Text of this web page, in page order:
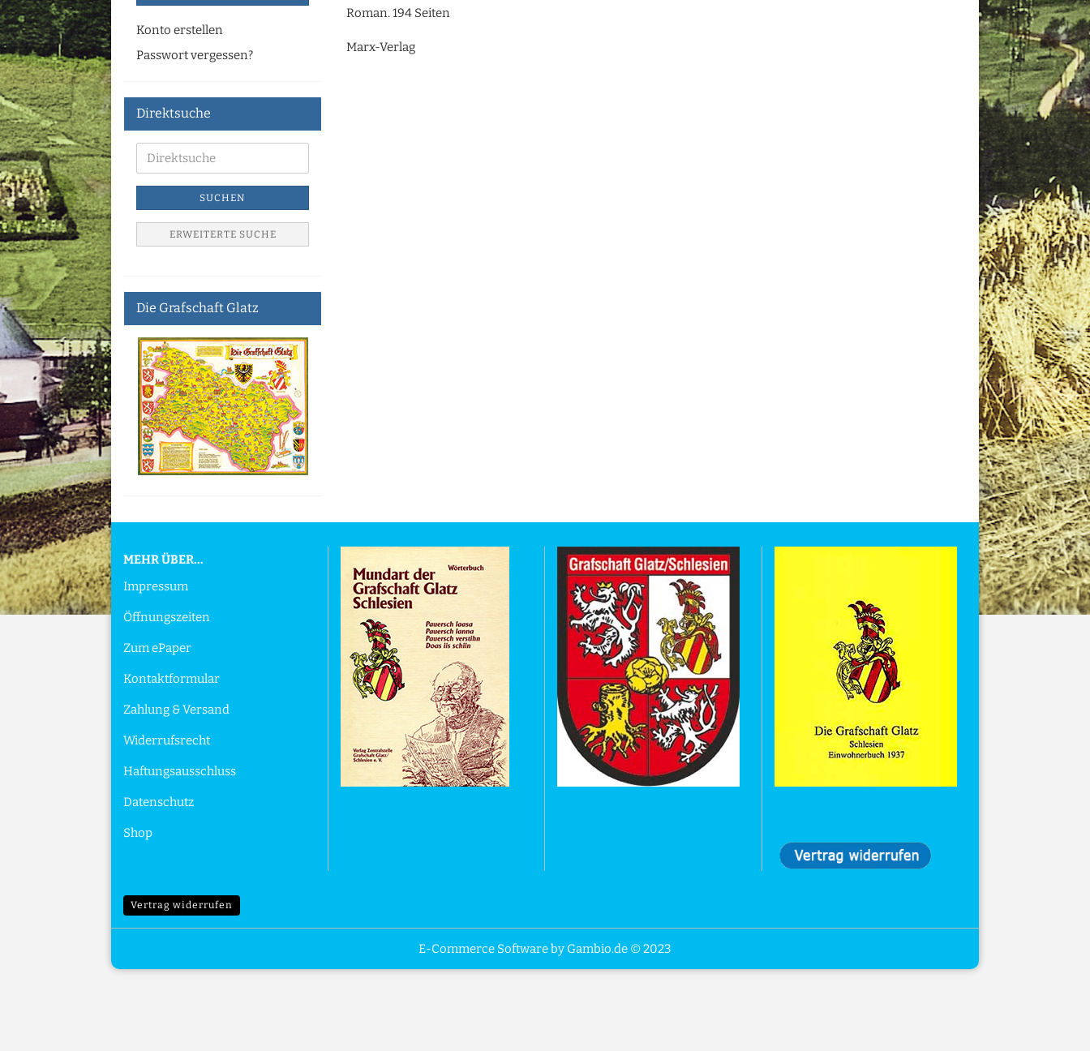
Roman. 194 Seiten
Marx-Verlag
Konto erstellen
Passwort vergessen?
Direktsuche
SUCHEN
ERWEITERTE SUCHE
Die Grafschaft Glatz
MEHR ÜBER...
Impressum
Öffnungszeiten
Zum ePaper
Kontaktformular
Zahlung & Versand
Widerrufsrecht
Haftungsausschluss
Datenschutz
Shop
Vertrag widerrufen
E-Commerce Softwareby Gambio.de © 2023